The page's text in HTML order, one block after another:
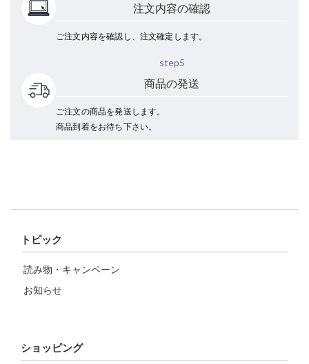
注文内容の確認
ご注文内容を確認し、注文確定します。
step5
商品の発送
ご注文の商品を発送します。
商品到着をお待ち下さい。
トピック
読み物・キャンペーン
お知らせ
ショッピング